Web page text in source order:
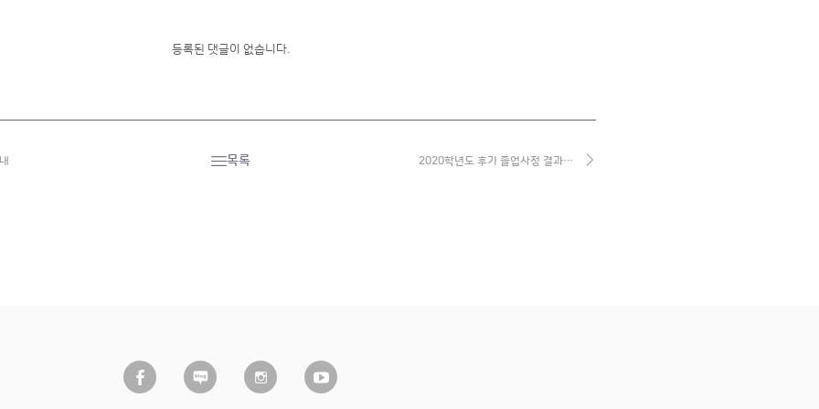
등록된 댓글이 없습니다.
목록 2020학년도 후기 졸업사정 결과…